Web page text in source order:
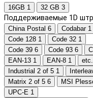
16GB 1 32 GB 3
Поддерживаемые 1D
China Postal 6 Codabar 1
Code 128 1 Code 32 1
Code 39 6 Code 93 6
EAN-13 1 EAN-8 1 etc.
Industrial 2 of 5 1
Matrix 2 of 5 6 MSI
UPC-E 1